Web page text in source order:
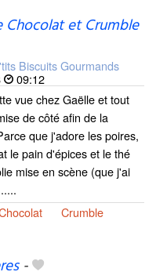
Chocolat et Crumble
Biscuits Gourmands
09:12
vue chez Gaëlle et tout
de côté afin de la
que j'adore les poires,
le pain d'épices et le thé
mise en scène (que j'ai
Crumble
-